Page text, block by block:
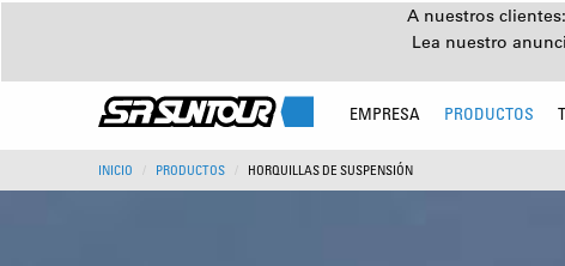
A nuestros
Lea nuestro
EMPRESA PRODUCTOS
INICIO PRODUCTOS HORQUILLAS DE SUSPENSIÓN